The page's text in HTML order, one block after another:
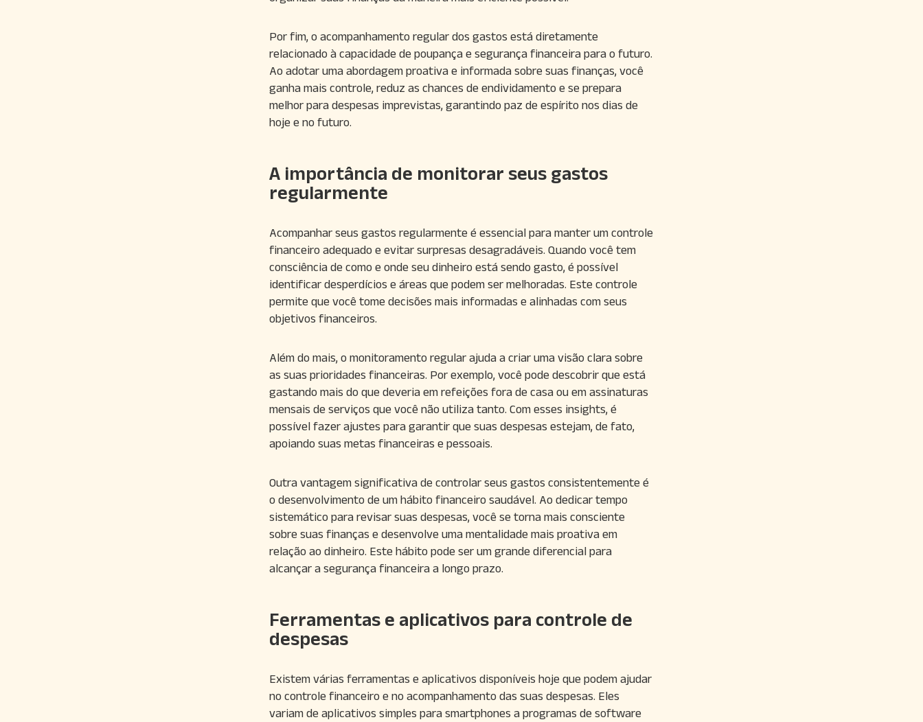
Por fim, o acompanhamento regular dos gastos está diretamente
relacionado à capacidade de poupança e segurança financeira para o futuro.
Ao adotar uma abordagem proativa e informada sobre suas finanças, você
ganha mais controle, reduz as chances de endividamento e se prepara
melhor para despesas imprevistas, garantindo paz de espírito nos dias de
hoje e no futuro.
A importância de monitorar seus gastos
regularmente
Acompanhar seus gastos regularmente é essencial para manter um controle
financeiro adequado e evitar surpresas desagradáveis. Quando você tem
consciência de como e onde seu dinheiro está sendo gasto, é possível
identificar desperdícios e áreas que podem ser melhoradas. Este controle
permite que você tome decisões mais informadas e alinhadas com seus
objetivos financeiros.
Além do mais, o monitoramento regular ajuda a criar uma visão clara sobre
as suas prioridades financeiras. Por exemplo, você pode descobrir que está
gastando mais do que deveria em refeições fora de casa ou em assinaturas
mensais de serviços que você não utiliza tanto. Com esses insights, é
possível fazer ajustes para garantir que suas despesas estejam, de fato,
apoiando suas metas financeiras e pessoais.
Outra vantagem significativa de controlar seus gastos consistentemente é
o desenvolvimento de um hábito financeiro saudável. Ao dedicar tempo
sistemático para revisar suas despesas, você se torna mais consciente
sobre suas finanças e desenvolve uma mentalidade mais proativa em
relação ao dinheiro. Este hábito pode ser um grande diferencial para
alcançar a segurança financeira a longo prazo.
Ferramentas e aplicativos para controle de
despesas
Existem várias ferramentas e aplicativos disponíveis hoje que podem ajudar
no controle financeiro e no acompanhamento das suas despesas. Eles
variam de aplicativos simples para smartphones a programas de software